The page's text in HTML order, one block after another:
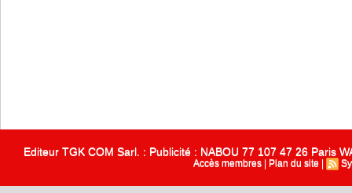
Editeur TGK COM Sarl. : Publicité : NABOU 77 107 47 26 Paris
Accès membres Plan du site